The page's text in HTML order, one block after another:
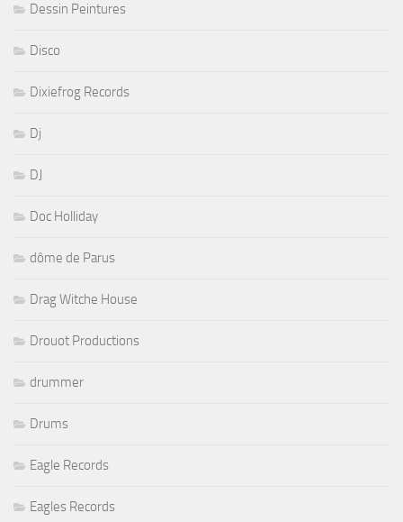
Dessin Peintures
Disco
Dixiefrog Records
Dj
DJ
Doc Holliday
dôme de Parus
Drag Witche House
Drouot Productions
drummer
Drums
Eagle Records
Eagles Records